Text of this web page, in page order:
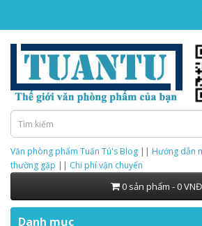
Văn phòng phẩm Tuấn Tú's Blog || Hướng dẫn
thường gặp || Chi phí vận chuyển
0 sản phẩm - 0 VNĐ
Danh mục